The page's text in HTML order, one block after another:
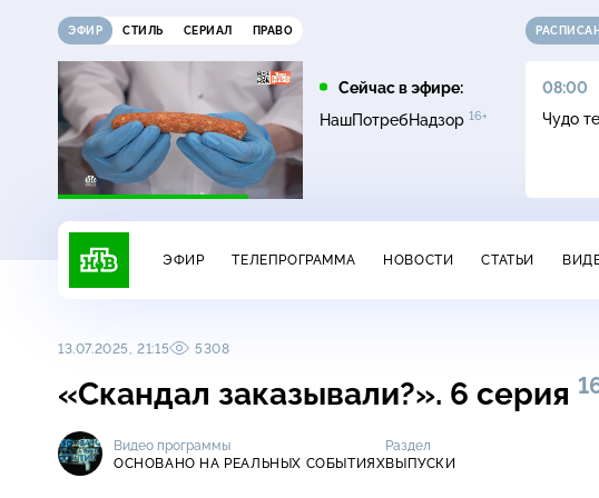
ЭФИР СТИЛЬ СЕРИАЛ ПРАВО
Сейчас в эфире:
НашПотребНадзор 16+
07:00
Сегодня
07:20
Инженеры Победы 16+
08:00
Чудо
ЭФИР ТЕЛЕПРОГРАММА НОВОСТИ СТАТЬИ
13.07.2025, 21:15 5308
«Скандал заказывали?». 6 серия
Видео программы
ОСНОВАНО НА РЕАЛЬНЫХ СОБЫТИЯХ
Раздел
ВЫПУСКИ